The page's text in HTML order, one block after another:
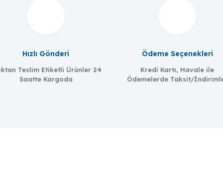
Hızlı Gönderi
Teslim Etiketli Ürünler 24
Saatte Kargoda
Ödeme Seçenekleri
Kredi Kartı, Havale ile
Ödemelerde Taksit/